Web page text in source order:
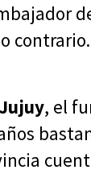
contrario.
, el